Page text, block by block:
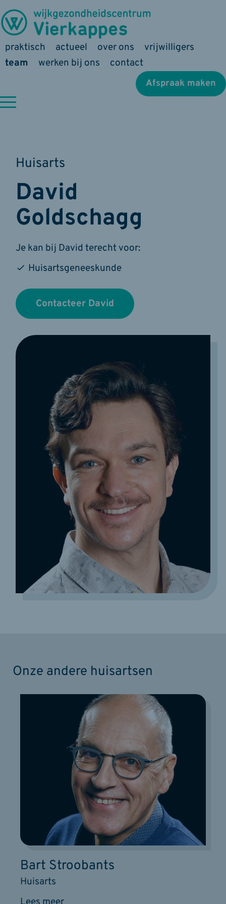
praktisch actueel over ons
vrijwilligers
team
werken bij ons contact
Afspraak maken
Huisarts
David
Goldschagg
Je kan bij David terecht voor:
Huisartsgeneeskunde
Contacteer David
Onze andere huisartsen
Huisarts
Bart Stroobants